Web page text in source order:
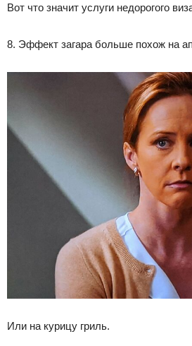
Вот что значит услуги недорогого
8. Эффект загара больше похож на
Или на курицу гриль.